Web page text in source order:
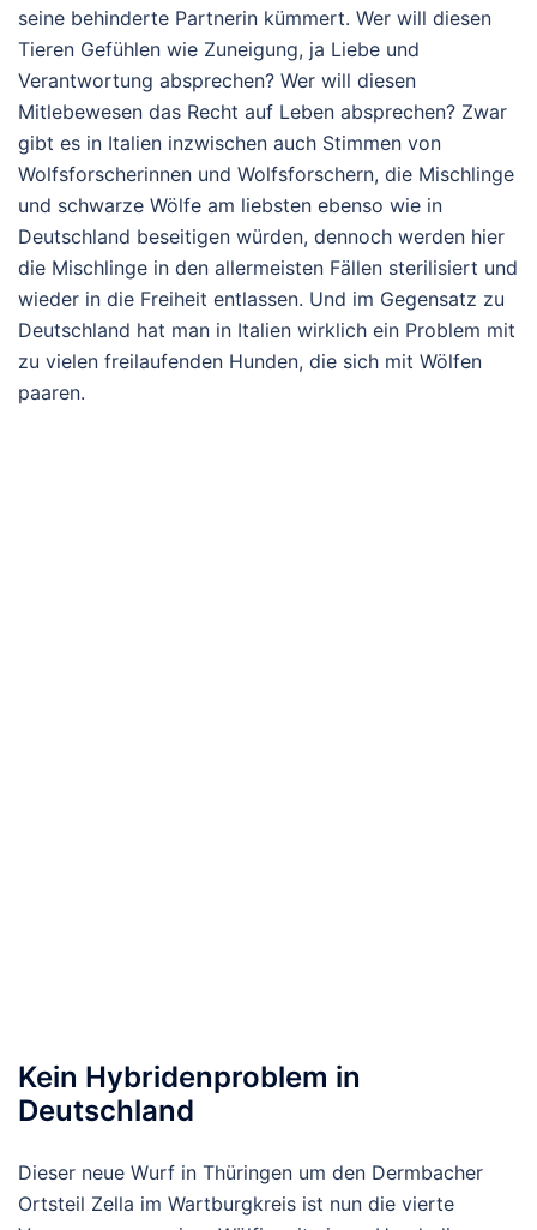
seine behinderte Partnerin kümmert. Wer will diesen
Tieren Gefühlen wie Zuneigung, ja Liebe und
Verantwortung absprechen? Wer will diesen
Mitlebewesen das Recht auf Leben absprechen? Zwar
gibt es in Italien inzwischen auch Stimmen von
Wolfsforscherinnen und Wolfsforschern, die Mischlinge
und schwarze Wölfe am liebsten ebenso wie in
Deutschland beseitigen würden, dennoch werden hier
die Mischlinge in den allermeisten Fällen sterilisiert und
wieder in die Freiheit entlassen. Und im Gegensatz zu
Deutschland hat man in Italien wirklich ein Problem mit
zu vielen freilaufenden Hunden, die sich mit Wölfen
paaren.
Kein Hybridenproblem in
Deutschland
Dieser neue Wurf in Thüringen um den Dermbacher
Ortsteil Zella im Wartburgkreis ist nun die vierte